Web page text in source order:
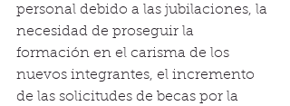
personal debido a las jubilaciones, la
necesidad de proseguir la
formación en el carisma de los
nuevos integrantes, el incremento
de las solicitudes de becas por la